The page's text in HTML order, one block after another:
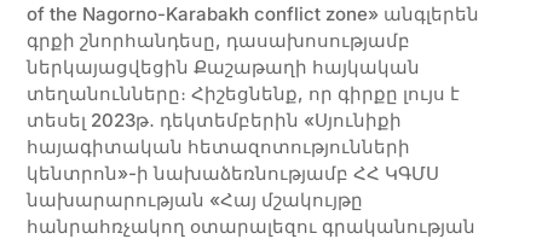
of the Nagorno-Karabakh conflict zone» անգլերեն
գրքի շնորհանդեսը, դասախոսությամբ
ներկայացվեցին Քաշաթաղի հայկական
տեղանունները։ Հիշեցնենք, որ գիրքը լույս է
տեսել 2023թ․ դեկտեմբերին «Սյունիքի
հայագիտական հետազոտությունների
կենտրոն»-ի նախաձեռնությամբ ՀՀ ԿԳՄՍ
նախարարության «Հայ մշակույթը
հանրահռչակող օտարալեզու գրականության